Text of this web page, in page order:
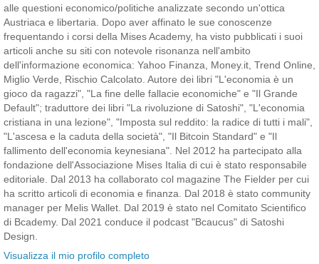
alle questioni economico/politiche analizzate secondo un'ottica
Austriaca e libertaria. Dopo aver affinato le sue conoscenze
frequentando i corsi della Mises Academy, ha visto pubblicati i suoi
articoli anche su siti con notevole risonanza nell'ambito
dell'informazione economica: Yahoo Finanza, Money.it, Trend Online,
Miglio Verde, Rischio Calcolato. Autore dei libri "L'economia è un
gioco da ragazzi", "La fine delle fallacie economiche" e "Il Grande
Default"; traduttore dei libri "La rivoluzione di Satoshi", "L'economia
cristiana in una lezione", "Imposta sul reddito: la radice di tutti i mali",
"L'ascesa e la caduta della società", "Il Bitcoin Standard" e "Il
fallimento dell'economia keynesiana". Nel 2012 ha partecipato alla
fondazione dell'Associazione Mises Italia di cui è stato responsabile
editoriale. Dal 2013 ha collaborato col magazine The Fielder per cui
ha scritto articoli di economia e finanza. Dal 2018 è stato community
manager per Melis Wallet. Dal 2019 è stato nel Comitato Scientifico
di Bcademy. Dal 2021 conduce il podcast "Bcaucus" di Satoshi
Design.
Visualizza il mio profilo completo